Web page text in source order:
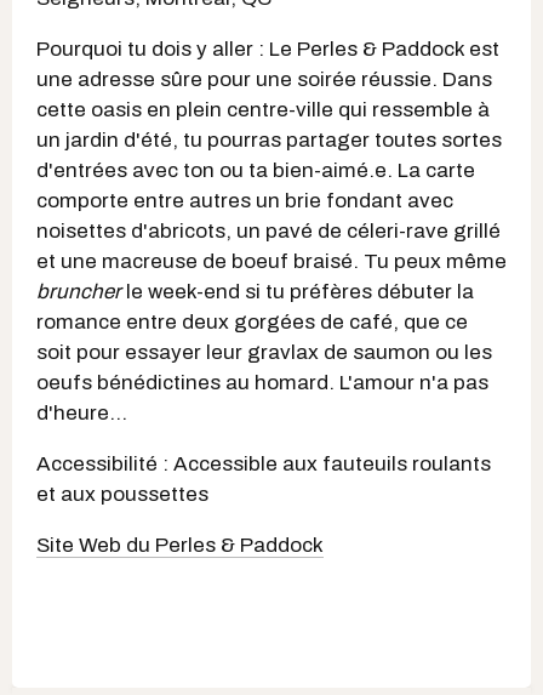
Pourquoi tu dois y aller : Le Perles & Paddock est
une adresse sûre pour une soirée réussie. Dans
cette oasis en plein centre-ville qui ressemble à
un jardin d'été, tu pourras partager toutes sortes
d'entrées avec ton ou ta bien-aimé.e. La carte
comporte entre autres un brie fondant avec
noisettes d'abricots, un pavé de céleri-rave grillé
et une macreuse de boeuf braisé. Tu peux même
bruncherle week-end si tu préfères débuter la
romance entre deux gorgées de café, que ce
soit pour essayer leur gravlax de saumon ou les
oeufs bénédictines au homard. L'amour n'a pas
d'heure...
Accessibilité : Accessible aux fauteuils roulants
et aux poussettes
Site Web du Perles & Paddock